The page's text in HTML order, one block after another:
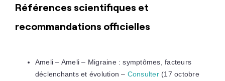
Références scientifiques et
recommandations officielles
Ameli – Ameli – Migraine : symptômes, facteurs
déclenchants et évolution – Consulter(17 octobre